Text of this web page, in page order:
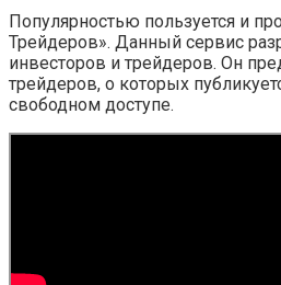
Популярностью пользуется и
Трейдеров». Данный сервис
инвесторов и трейдеров. Он
трейдеров, о которых
свободном доступе.